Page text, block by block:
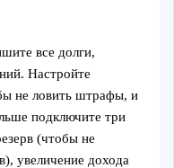
все долги,
Настройте
не ловить штрафы, и
подключите три
(чтобы не
увеличение дохода